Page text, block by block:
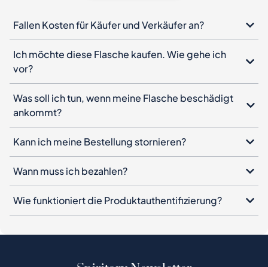
Was soll ich tun, wenn meine Flasche beschädigt
ankommt?
Kann ich meine Bestellung stornieren?
Wann muss ich bezahlen?
Wie funktioniert die Produktauthentifizierung?
Spiritory Newsletter
Melden Sie sich für unseren Newsletter an, hinterlassen